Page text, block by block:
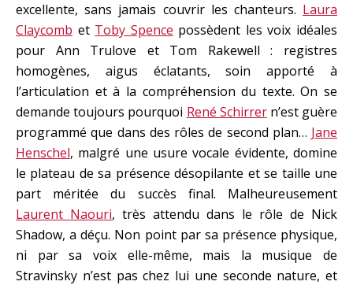
excellente, sans jamais couvrir les chanteurs. Laura
Claycomb et Toby Spence possèdent les voix idéales
pour Ann Trulove et Tom Rakewell : registres
homogènes, aigus éclatants, soin apporté à
l’articulation et à la compréhension du texte. On se
demande toujours pourquoi René Schirrern’est guère
programmé que dans des rôles de second plan… Jane
Henschel, malgré une usure vocale évidente, domine
le plateau de sa présence désopilante et se taille une
part méritée du succès final. Malheureusement
Laurent Naouri, très attendu dans le rôle de Nick
Shadow, a déçu. Non point par sa présence physique,
ni par sa voix elle-même, mais la musique de
Stravinsky n’est pas chez lui une seconde nature, et